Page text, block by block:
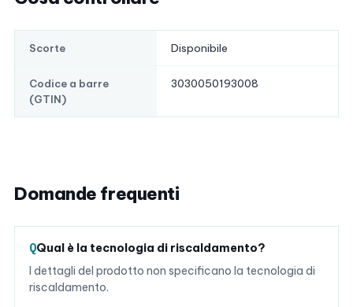
Scorte Disponibile
Codice a barre
(GTIN)
3030050193008
Domande frequenti
Qual è la tecnologia di riscaldamento?
I dettagli del prodotto non specificano la tecnologia di
riscaldamento.